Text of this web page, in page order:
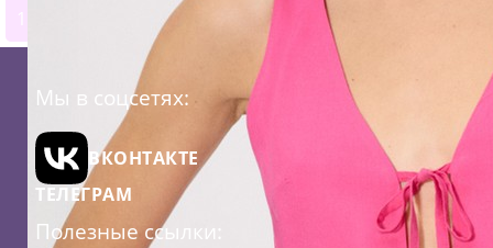
1
Мы в соцсетях:
ВКОНТАКТЕ
ТЕЛЕГРАМ
Полезные ссылки: